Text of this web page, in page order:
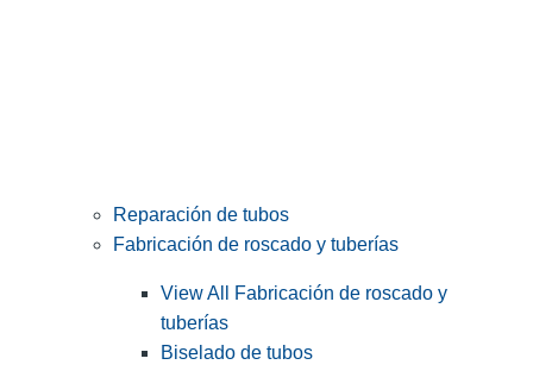
Reparación de tubos
Fabricación de roscado y tuberías
View All Fabricación de roscado y
tuberías
Biselado de tubos